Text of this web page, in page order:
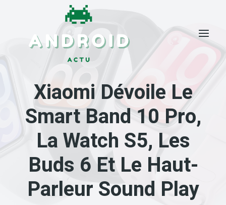
Xiaomi Dévoile Le
Smart Band 10 Pro,
La Watch S5, Les
Buds 6 Et Le Haut-
Parleur Sound Play